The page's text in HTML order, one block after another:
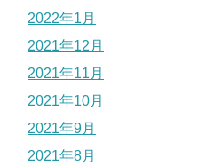
2022年1月
2021年12月
2021年11月
2021年10月
2021年9月
2021年8月